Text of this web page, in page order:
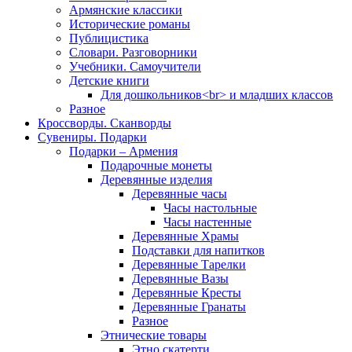
Армянские классики
Исторические романы
Публицистика
Словари. Разговорники
Учебники. Самоучители
Детские книги
Для дошкольников<br> и младших классов
Разное
Кроссворды. Сканворды
Сувениры. Подарки
Подарки – Армения
Подарочные монеты
Деревянные изделия
Деревянные часы
Часы настольные
Часы настенные
Деревянные Храмы
Подставки для напитков
Деревянные Тарелки
Деревянные Вазы
Деревянные Кресты
Деревянные Гранаты
Разное
Этнические товары
Этно скатерти